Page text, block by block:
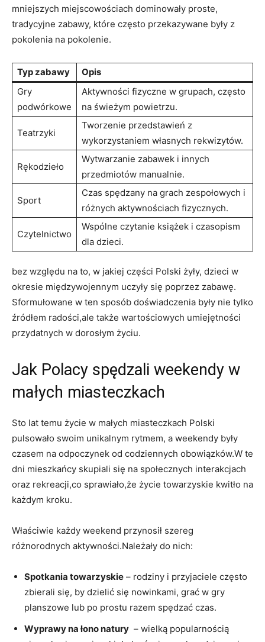
mniejszych miejscowościach dominowały proste,
tradycyjne zabawy, które⁣ często⁢ przekazywane były z
pokolenia na pokolenie.
Typ zabawy
Opis
Gry
podwórkowe
Aktywności fizyczne w grupach, często
na świeżym powietrzu.
Teatrzyki
Tworzenie przedstawień z
wykorzystaniem własnych rekwizytów.
Rękodzieło
Wytwarzanie ⁢zabawek i innych
⁢przedmiotów⁤ manualnie.
Sport
Czas spędzany⁢ na grach zespołowych i
różnych aktywnościach fizycznych.
Czytelnictwo
Wspólne czytanie książek i czasopism
dla dzieci.
bez względu na to, w jakiej części Polski żyły, dzieci ‍w
okresie międzywojennym ⁣uczyły‌ się poprzez zabawę.
Sformułowane w ten sposób doświadczenia były nie tylko
źródłem radości,ale także wartościowych umiejętności
przydatnych w dorosłym życiu.
Jak Polacy spędzali weekendy w
małych miasteczkach
Sto lat temu życie w małych miasteczkach Polski
pulsowało swoim unikalnym rytmem, a weekendy były
czasem na⁣ odpoczynek od codziennych obowiązków.W te
dni mieszkańcy skupiali się na społecznych ⁤interakcjach
‌oraz rekreacji,co sprawiało,że życie towarzyskie kwitło ⁣na
każdym kroku.
Właściwie ​każdy weekend przynosił ⁣szereg
różnorodnych aktywności.Należały do nich:
Spotkania towarzyskie – rodziny i przyjaciele często
zbierali się, by dzielić się nowinkami, grać w gry⁤
planszowe lub po prostu razem ⁣spędzać czas.
Wyprawy na łono natury ⁣ – wielką popularnością